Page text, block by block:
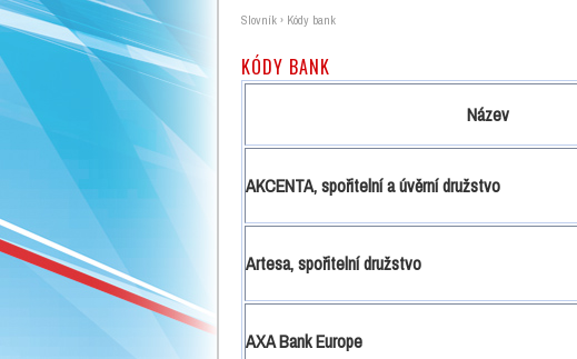
Slovník› Kódy bank
KÓDY BANK
Název
AKCENTA, spořitelní a úvěrní družstvo
Artesa, spořitelní družstvo
AXA Bank Europe